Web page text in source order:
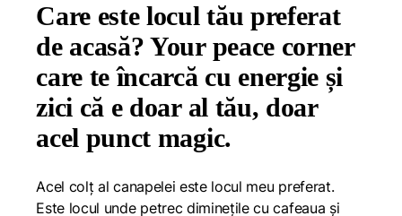
Care este locul tău preferat
de acasă? Your peace corner
care te încarcă cu energie și
zici că e doar al tău, doar
acel punct magic.
Acel colț al canapelei este locul meu preferat.
Este locul unde petrec diminețile cu cafeaua și